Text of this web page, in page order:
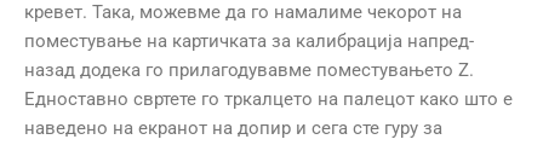
кревет. Така, можевме да го намалиме чекорот на
поместување на картичката за калибрација напред-
назад додека го прилагодувавме поместувањето Z.
Едноставно свртете го тркалцето на палецот како што е
наведено на екранот на допир и сега сте гуру за